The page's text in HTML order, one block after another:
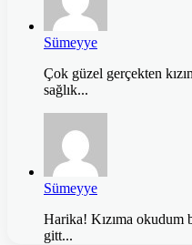
Sümeyye
Çok güzel gerçekten
sağlık...
Sümeyye
Harika! Kızıma okudum
gitt...